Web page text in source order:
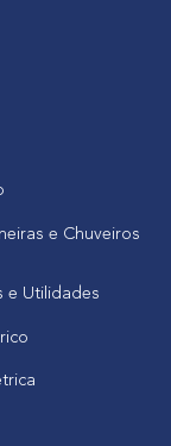
e Chuveiros
e Utilidades